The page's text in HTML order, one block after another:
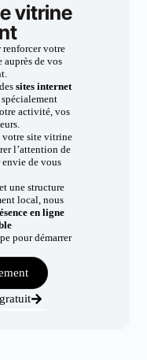
vitrine
votre
auprès de vos
sites internet
activité, vos
votre site vitrine
l’attention de
de vous
une structure
local, nous
en ligne
pour démarrer